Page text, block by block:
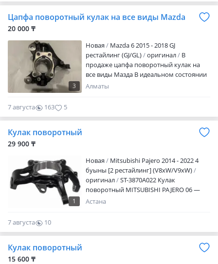
0
Цапфа поворотный кулак на все виды Mazda
20 000 ₸
3
Новая
Mazda 6 2015 - 2018 GJ
рестайлинг (GJ/GL)
оригинал
В
продаже цапфа поворотный кулак на
все виды Мазда В идеальном состоянии
Имеются все запчасти на данную
через транспортные компании, самолет,
Азамат
Алматы
7 августа 163 5
Кулак поворотный
29 900 ₸
1
Новая
Mitsubishi Pajero 2014 - 2022 4
буыны [2 рестайлинг] (V8xW/V9xW)
оригинал
ST-3870A022 Кулак
поворотный MITSUBISHI PAJERO 06 —
Наличие и актуальную цену уточняйте у
Астана
7 августа
10
0
Кулак поворотный
15 600 ₸